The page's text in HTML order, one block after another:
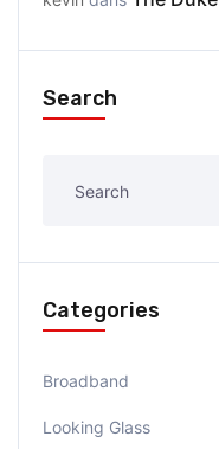
Search
Categories
Broadband
Looking Glass